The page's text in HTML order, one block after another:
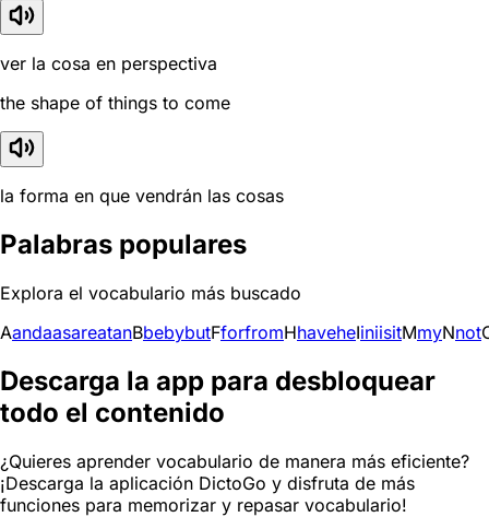
ver la cosa en perspectiva
the shape of things to come
la forma en que vendrán las cosas
Palabras populares
Explora el vocabulario más buscado
AandaasareatanBbebybutFforfromHhaveheIiniisitMmyNnot
Descarga la app para desbloquear
todo el contenido
¿Quieres aprender vocabulario de manera más eficiente?
¡Descarga la aplicación DictoGo y disfruta de más
funciones para memorizar y repasar vocabulario!